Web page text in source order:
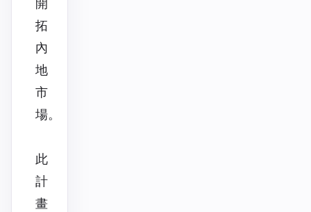
開
拓
內
地
市
場。
此
計
畫